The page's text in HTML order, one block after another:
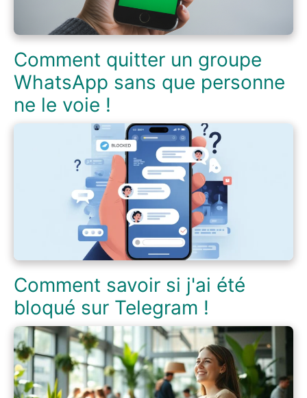
Comment quitter un groupe
WhatsApp sans que personne
ne le voie !
Comment savoir si j'ai été
bloqué sur Telegram !